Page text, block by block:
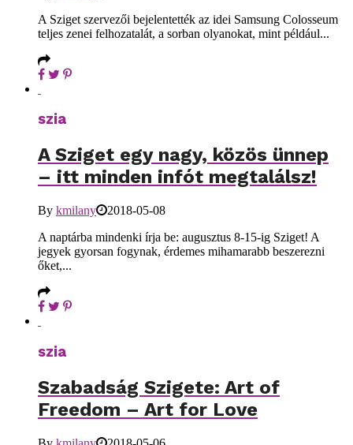
A Sziget szervezői bejelentették az idei Samsung Colosseum
teljes zenei felhozatalát, a sorban olyanokat, mint például...
szia
A Sziget egy nagy, közös ünnep
– itt minden infót megtalálsz!
By kmilany
2018-05-08
A naptárba mindenki írja be: augusztus 8-15-ig Sziget! A
jegyek gyorsan fogynak, érdemes mihamarabb beszerezni
őket,...
szia
Szabadság Szigete: Art of
Freedom – Art for Love